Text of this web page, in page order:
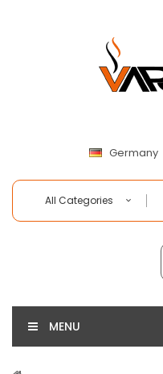
Germany
All Categories
MENU